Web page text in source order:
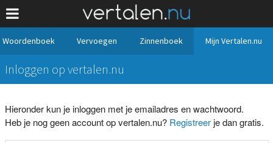
Woordenboek Vervoegen Zinnenboek Mijn Vertalen.nu
Inloggen op vertalen.nu
Hieronder kun je inloggen met je emailadres en wachtwoord.
Heb je nog geen account op vertalen.nu? Registreerje dan gratis.